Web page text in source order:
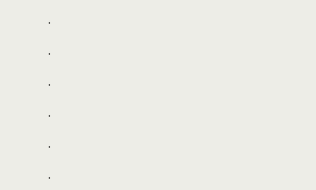
.
.
.
.
.
.